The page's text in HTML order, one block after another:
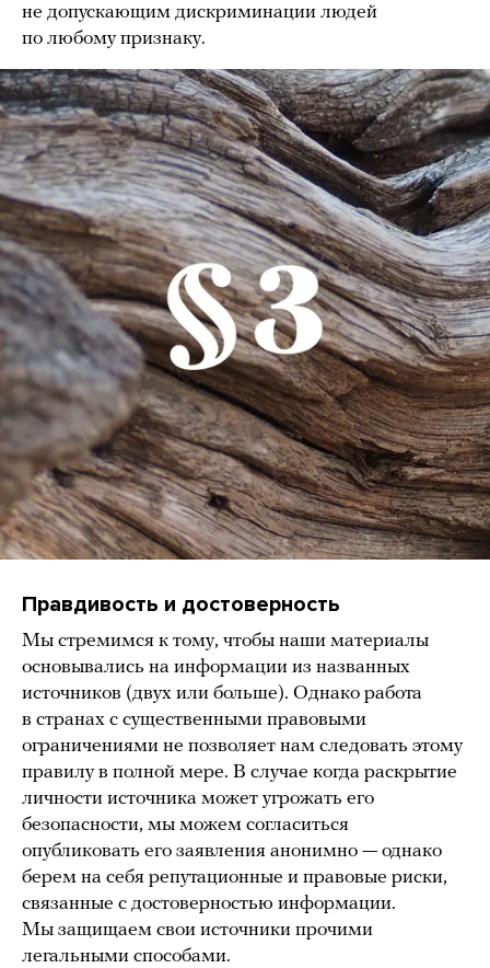
не допускающим дискриминации людей
по любому признаку.
Правдивость и достоверность
Мы стремимся к тому, чтобы наши материалы
основывались на информации из названных
источников (двух или больше). Однако работа
в странах с существенными правовыми
ограничениями не позволяет нам следовать этому
правилу в полной мере. В случае когда раскрытие
личности источника может угрожать его
безопасности, мы можем согласиться
опубликовать его заявления анонимно — однако
берем на себя репутационные и правовые риски,
связанные с достоверностью информации.
Мы защищаем свои источники прочими
легальными способами.